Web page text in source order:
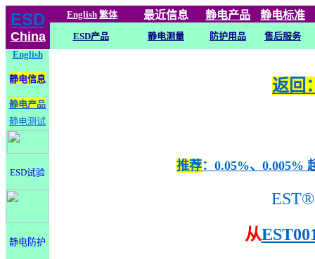
ESD
China
English 繁体 最近信息 静电产品 静电标准
ESD产品 静电测量 防护用品
售后服务
English
静电信息
静电产品
静电测试
ESD试验
静电防护
返回
推荐：0.05%、0.005%
EST®
从